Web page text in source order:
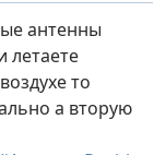
антенны
летаете
то
а вторую